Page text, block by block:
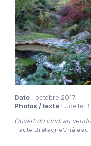
Date : octobre 2017
Photos / texte : Joëlle
Ouvert du lundi au
Haute BretagneChâteau